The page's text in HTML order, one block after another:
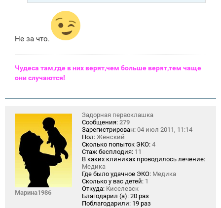
Не за что.
Чудеса там,где в них верят,чем больше верят,тем чаще
они случаются!
Марина1986
Задорная первоклашка
Сообщения: 279
Зарегистрирован: 04 июл 2011, 11:14
Пол: Женский
Сколько попыток ЭКО: 4
Стаж бесплодия: 11
В каких клиниках проводилось лечение:
Медика
Где было удачное ЭКО: Медика
Сколько у вас детей: 1
Откуда: Киселевск
Благодарил (а): 20 раз
Поблагодарили: 19 раз